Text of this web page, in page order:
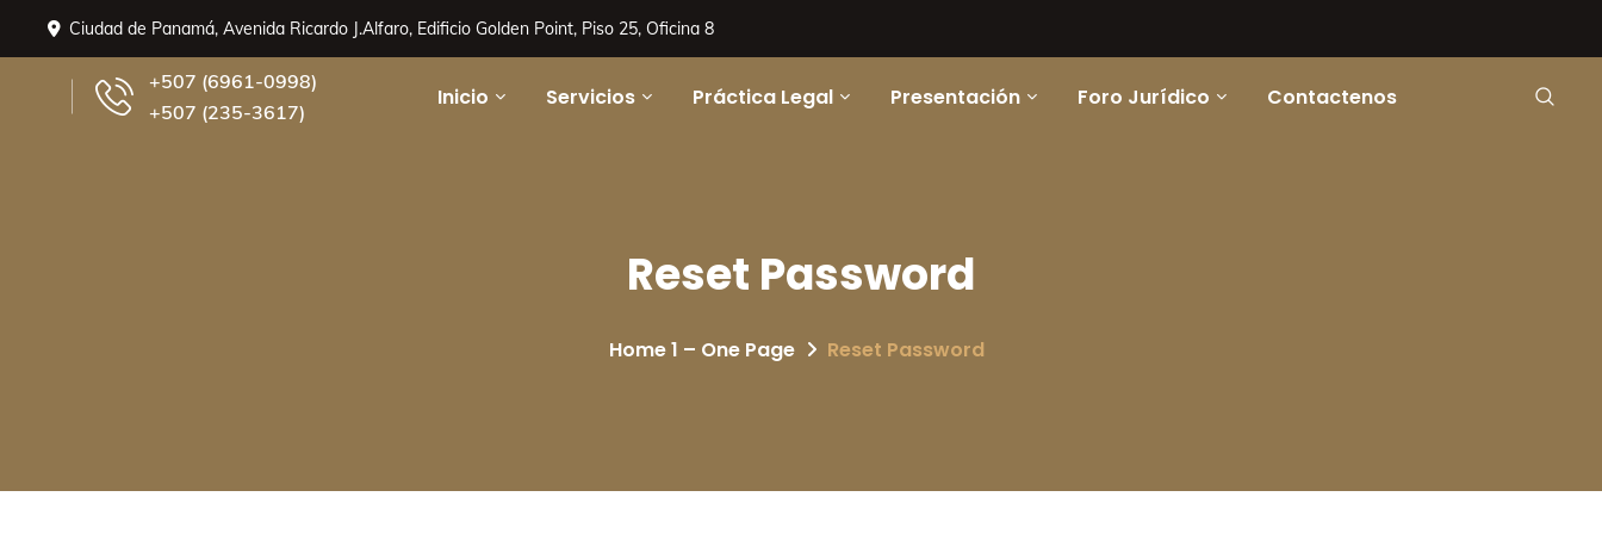
Ciudad de Panamá, Avenida Ricardo J.Alfaro, Edificio Golden Point, Piso 25, Oficina 8
+507 (6961-0998)
+507 (235-3617)
Inicio Servicios Práctica Legal Presentación Foro Jurídico Contactenos
Reset Password
Home 1 – One Page Reset Password